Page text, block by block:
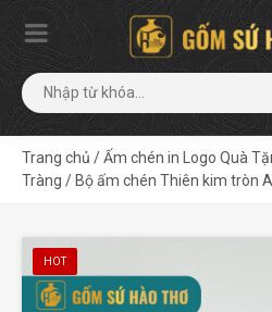
Trang chủ /Ấm chén in Logo Quà
Tràng / Bộ ấm chén Thiên kim tròn
HOT